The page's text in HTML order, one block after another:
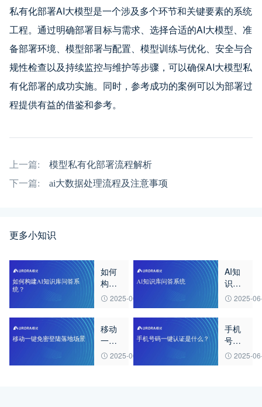
私有化部署AI大模型是一个涉及多个环节和关键要素的系统
工程。通过明确部署目标与需求、选择合适的AI大模型、准
备部署环境、模型部署与配置、模型训练与优化、安全与合
规性检查以及持续监控与维护等步骤，可以确保AI大模型私
有化部署的成功实施。同时，参考成功的案例可以为部署过
程提供有益的借鉴和参考。
上一篇:
模型私有化部署流程解析
下一篇:
ai大数据处理流程及注意事项
更多小知识
如何
构建
AI知
系
统？
2025-06-27
AI知
识库
问答2025-
移动
一键
免密2025-06-27
手机
号码
一键2025-